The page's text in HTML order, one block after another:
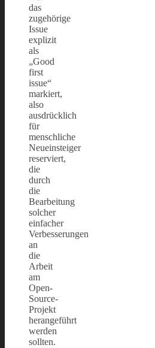
das
zugehörige
Issue
explizit
als
„Good
first
issue“
markiert,
also
ausdrücklich
für
menschliche
Neueinsteiger
reserviert,
die
durch
die
Bearbeitung
solcher
einfacher
Verbesserungen
an
die
Arbeit
am
Open-
Source-
Projekt
herangeführt
werden
sollten.